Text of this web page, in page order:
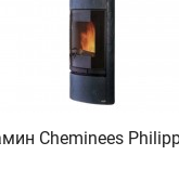
Cheminees